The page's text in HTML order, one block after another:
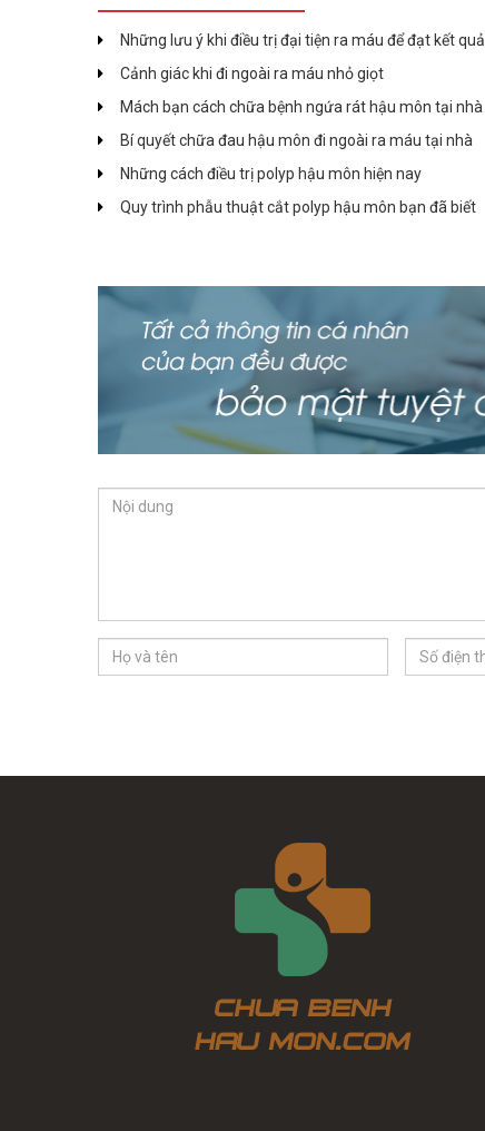
Những lưu ý khi điều trị đại tiện ra máu để đạt kết quả
Cảnh giác khi đi ngoài ra máu nhỏ giọt
Mách bạn cách chữa bệnh ngứa rát hậu môn tại nhà
Bí quyết chữa đau hậu môn đi ngoài ra máu tại nhà
Những cách điều trị polyp hậu môn hiện nay
Quy trình phẫu thuật cắt polyp hậu môn bạn đã biết